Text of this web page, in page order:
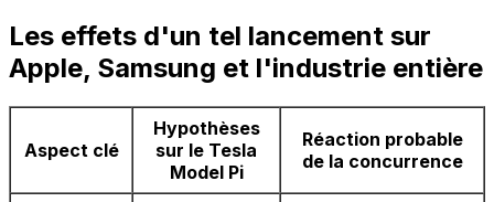
Les effets d'un tel lancement sur
Apple, Samsung et l'industrie entière
Aspect clé
Hypothèses
sur le Tesla
Model Pi
Réaction probable
de la concurrence